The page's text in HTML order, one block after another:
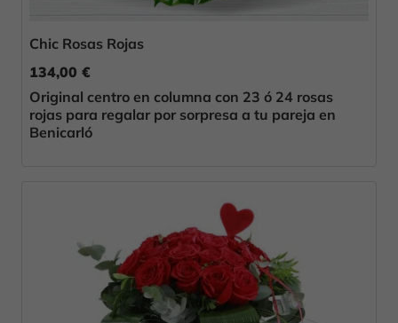
Chic Rosas Rojas
134,00 €
Original centro en columna con 23 ó 24 rosas
rojas para regalar por sorpresa a tu pareja en
Benicarló